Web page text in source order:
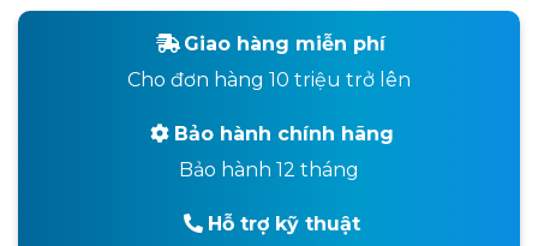
Giao hàng miễn phí
Cho đơn hàng 10 triệu trở lên
Bảo hành chính hãng
Bảo hành 12 tháng
Hỗ trợ kỹ thuật